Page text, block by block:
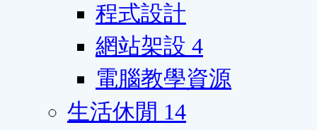
程式設計
網站架設 4
電腦教學資源
生活休閒 14